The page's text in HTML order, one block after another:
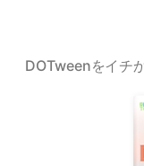
DOTweenをイチ